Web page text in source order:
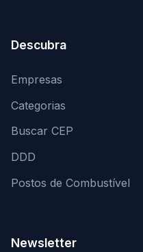
Descubra
Empresas
Categorias
Buscar CEP
DDD
Postos de Combustível
Newsletter